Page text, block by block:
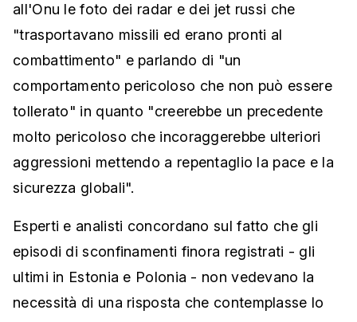
all'Onu le foto dei radar e dei jet russi che
"trasportavano missili ed erano pronti al
combattimento" e parlando di "un
comportamento pericoloso che non può essere
tollerato" in quanto "creerebbe un precedente
molto pericoloso che incoraggerebbe ulteriori
aggressioni mettendo a repentaglio la pace e la
sicurezza globali".
Esperti e analisti concordano sul fatto che gli
episodi di sconfinamenti finora registrati - gli
ultimi in Estonia e Polonia - non vedevano la
necessità di una risposta che contemplasse lo